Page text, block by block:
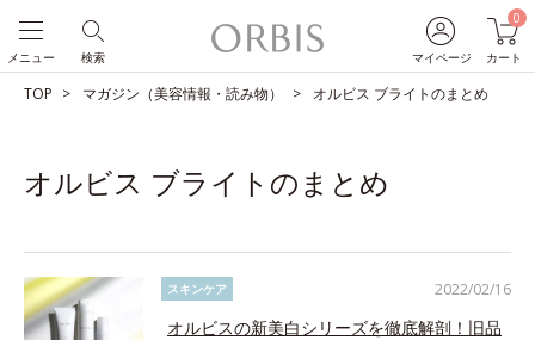
マイページ
0
カート
検索
メニュー
TOP マガジン（美容情報・読み物） オルビス ブライトのまとめ
オルビス ブライトのまとめ
2022/02/16
スキンケア
オルビスの新美白シリーズを徹底解剖！旧品